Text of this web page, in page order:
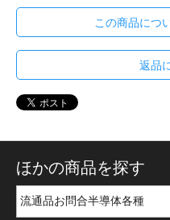
この商品につ
返品
ほかの商品を探す